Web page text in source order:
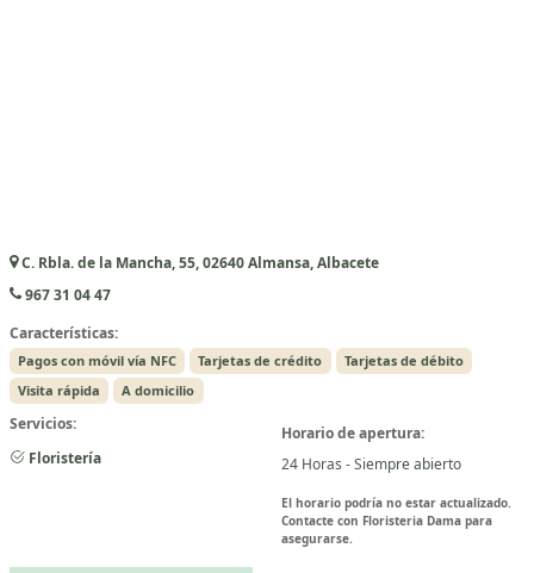
C. Rbla. de la Mancha, 55, 02640 Almansa, Albacete
967 31 04 47
Características:
Pagos con móvil vía NFC Tarjetas de crédito
Tarjetas de débito
Visita rápida
A domicilio
Servicios:
Floristería
Horario de apertura:
24 Horas - Siempre abierto
El horario podría no estar actualizado.
Contacte con Floristeria Dama para
asegurarse.